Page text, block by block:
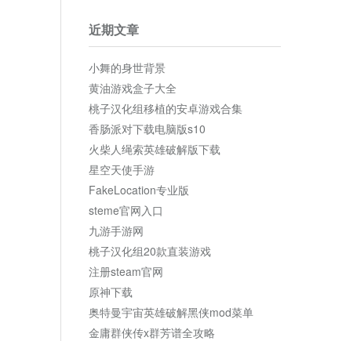
近期文章
小舞的身世背景
黄油游戏盒子大全
桃子汉化组移植的安卓游戏合集
香肠派对下载电脑版s10
火柴人绳索英雄破解版下载
星空天使手游
FakeLocation专业版
steme官网入口
九游手游网
桃子汉化组20款直装游戏
注册steam官网
原神下载
奥特曼宇宙英雄破解黑侠mod菜单
金庸群侠传x群芳谱全攻略